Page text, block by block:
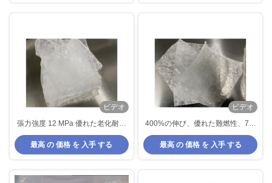
ビデオ
張力強度 12 MPa 優れた老化耐性
を持つFFKM化合物
最高 の 価格 を 入手 する
ビデオ
400%の伸び、優れた難燃性、70-
80ショアA硬度を持つプレミアム
FFKMコンパウンド
最高 の 価格 を 入手 する